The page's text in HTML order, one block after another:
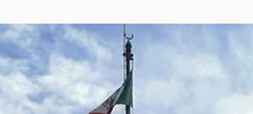
25 mar 2024
Monumento a la Revolución
Mexicana